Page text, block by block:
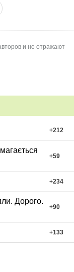
и не отражают
+212
+59
+234
Дорого.
+90
+133